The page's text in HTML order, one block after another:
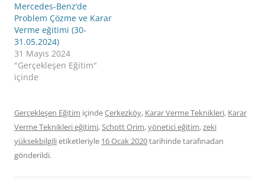
Mercedes-Benz’de
Problem Çözme ve Karar
Verme eğitimi (30-
31.05.2024)
31 Mayıs 2024
"Gerçekleşen Eğitim"
içinde
Gerçekleşen Eğitim içindeÇerkezköy, Karar Verme Teknikleri, Karar
Verme Teknikleri eğitimi,Schott Orim,yönetici eğitim,zeki
yüksekbilgilietiketleriyle 16 Ocak 2020tarihindetarafınadan
gönderildi.